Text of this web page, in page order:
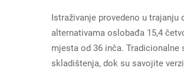
Istraživanje provedeno u
alternativama oslobađa 15,4
mjesta od 36 inča.
skladištenja, dok su savojite